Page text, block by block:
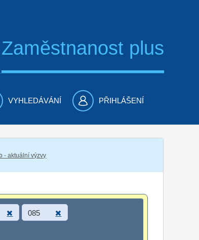
Zaměstnanost plus
VYHLEDÁVÁNÍ PŘIHLÁŠENÍ
- aktuální výzvy
085